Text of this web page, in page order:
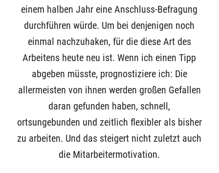
einem halben Jahr eine Anschluss-Befragung
durchführen würde. Um bei denjenigen noch
einmal nachzuhaken, für die diese Art des
Arbeitens heute neu ist. Wenn ich einen Tipp
abgeben müsste, prognostiziere ich: Die
allermeisten von ihnen werden großen Gefallen
daran gefunden haben, schnell,
ortsungebunden und zeitlich flexibler als bisher
zu arbeiten. Und das steigert nicht zuletzt auch
die Mitarbeitermotivation.